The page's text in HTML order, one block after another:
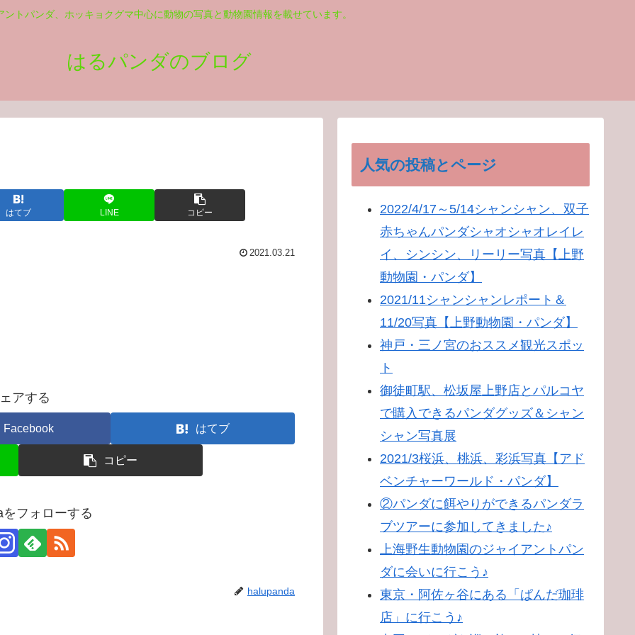
ントパンダ、ホッキョクグマ中心に動物の写真と動物園情報を載せています。
はるパンダのブログ
はてブ LINE コピー
2021.03.21
アする
Facebook はてブ
コピー
フォローする
halupanda
人気の投稿とページ
2022/4/17～5/14シャンシャン、双子
赤ちゃんパンダシャオシャオレイレ
イ、シンシン、リーリー写真【上野
動物園・パンダ】
2021/11シャンシャンレポート＆
11/20写真【上野動物園・パンダ】
神戸・三ノ宮のおススメ観光スポッ
ト
御徒町駅、松坂屋上野店とパルコヤ
で購入できるパンダグッズ＆シャン
シャン写真展
2021/3桜浜、桃浜、彩浜写真【アド
ベンチャーワールド・パンダ】
②パンダに餌やりができるパンダラ
ブツアーに参加してきました♪
上海野生動物園のジャイアントパン
ダに会いに行こう♪
東京・阿佐ヶ谷にある「ぱんだ珈琲
店」に行こう♪